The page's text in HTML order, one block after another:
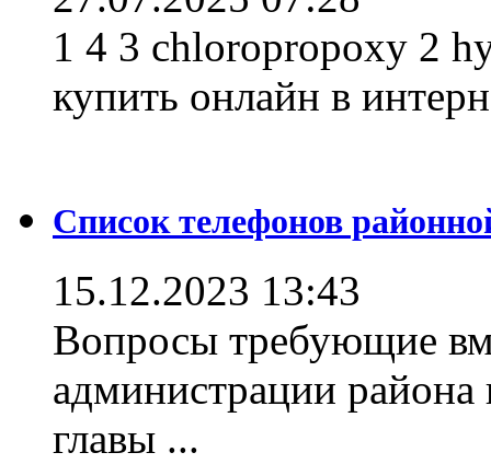
1 4 3 chloropropoxy 2
купить онлайн в
Список телефонов
15.12.2023 13:43
Вопросы требующие
администрации
главы ...